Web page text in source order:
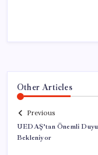
Other Articles
Previous
UEDAŞ’tan Önemli
Bekleniyor